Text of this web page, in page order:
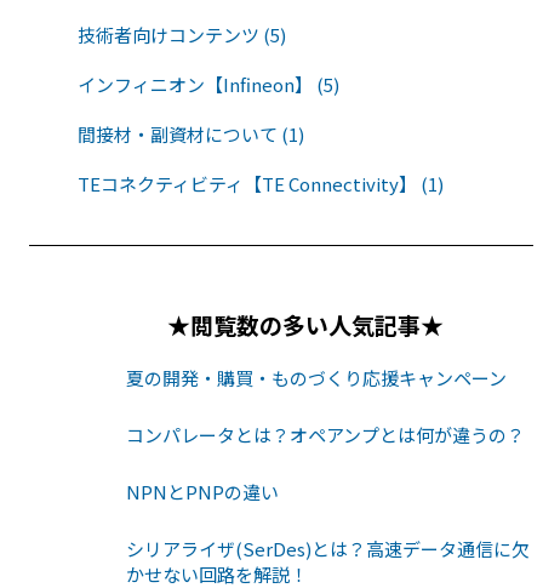
技術者向けコンテンツ (5)
インフィニオン【Infineon】 (5)
間接材・副資材について (1)
TEコネクティビティ【TE Connectivity】 (1)
★閲覧数の多い人気記事★
夏の開発・購買・ものづくり応援キャンペーン
コンパレータとは？オペアンプとは何が違うの？
NPNとPNPの違い
シリアライザ(SerDes)とは？高速データ通信に欠
かせない回路を解説！